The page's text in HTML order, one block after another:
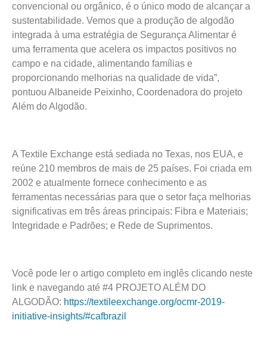
convencional ou orgânico, é o único modo de alcançar a
sustentabilidade. Vemos que a produção de algodão
integrada à uma estratégia de Segurança Alimentar é
uma ferramenta que acelera os impactos positivos no
campo e na cidade, alimentando famílias e
proporcionando melhorias na qualidade de vida”,
pontuou Albaneide Peixinho, Coordenadora do projeto
Além do Algodão.
A Textile Exchange está sediada no Texas, nos EUA, e
reúne 210 membros de mais de 25 países. Foi criada em
2002 e atualmente fornece conhecimento e as
ferramentas necessárias para que o setor faça melhorias
significativas em três áreas principais: Fibra e Materiais;
Integridade e Padrões; e Rede de Suprimentos.
Você pode ler o artigo completo em inglês clicando neste
link e navegando até #4 PROJETO ALÉM DO
ALGODÃO: https://textileexchange.org/ocmr-2019-
initiative-insights/#cafbrazil